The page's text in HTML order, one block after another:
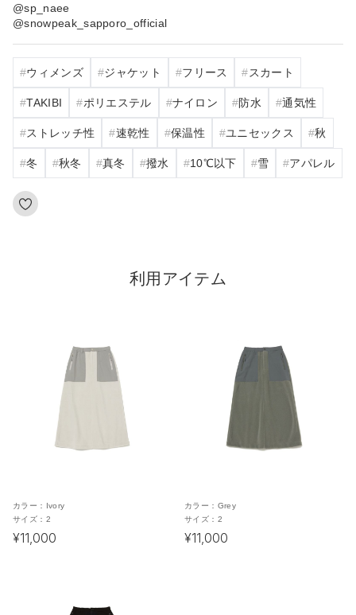
@sp_naee
@snowpeak_sapporo_official
ウィメンズ ジャケット フリース スカート
TAKIBI ポリエステル ナイロン 防水 通気性
ストレッチ性 速乾性 保温性 ユニセックス 秋
冬 秋冬 真冬 撥水 10℃以下 雪 アパレル
利用アイテム
カラー： Ivory
サイズ： 2
¥11,000
カラー： Grey
サイズ： 2
¥11,000